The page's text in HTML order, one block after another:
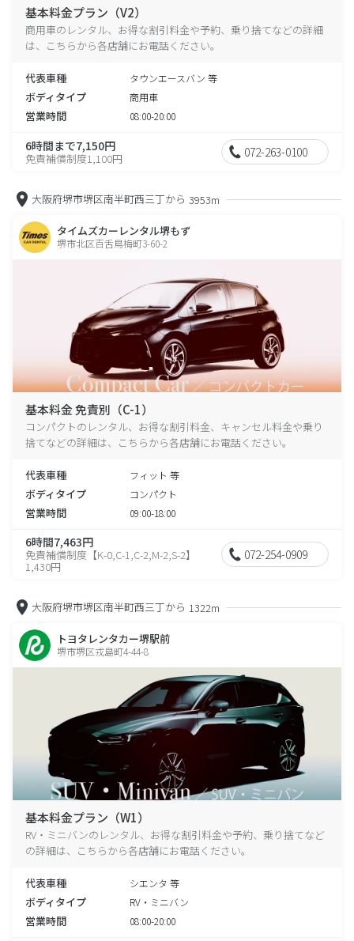
基本料金プラン（V2）
商用車のレンタル、お得な割引料金や予約、乗り捨てなどの詳細
は、こちらから各店舗にお電話ください。
代表車種 タウンエースバン 等
ボディタイプ 商用車
営業時間 08:00-20:00
6時間まで7,150円
免責補償制度1,100円 072-263-0100
大阪府堺市堺区南半町西三丁から 3953m
タイムズカーレンタル堺もず
堺市北区百舌鳥梅町3-60-2
基本料金 免責別（C-1）
コンパクトのレンタル、お得な割引料金、キャンセル料金や乗り
捨てなどの詳細は、こちらから各店舗にお電話ください。
代表車種 フィット 等
ボディタイプ コンパクト
営業時間 09:00-18:00
6時間7,463円
免責補償制度【K-0,C-1,C-2,M-2,S-2】
1,430円
072-254-0909
大阪府堺市堺区南半町西三丁から 1322m
トヨタレンタカー堺駅前
堺市堺区戎島町4-44-8
基本料金プラン（W1）
RV・ミニバンのレンタル、お得な割引料金や予約、乗り捨てなど
の詳細は、こちらから各店舗にお電話ください。
代表車種 シエンタ 等
ボディタイプ RV・ミニバン
営業時間 08:00-20:00